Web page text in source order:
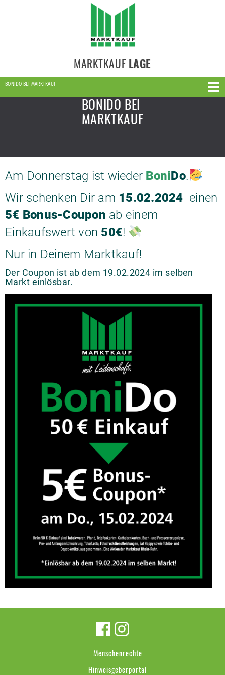
MARKTKAUF LAGE
BONIDO BEI MARKTKAUF
BONIDO BEI
MARKTKAUF
Am Donnerstag ist wieder BoniDo.
Wir schenken Dir am 15.02.2024 einen
5€ Bonus-Coupon ab einem
Einkaufswert von 50€!
Nur in Deinem Marktkauf!
Der Coupon ist ab dem 19.02.2024 im selben
Markt einlösbar.
Menschenrechte
Hinweisgeberportal